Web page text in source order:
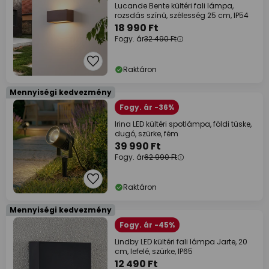
Lucande Bente kültéri fali lámpa,
rozsdás színű, szélesség 25 cm, IP54
18 990 Ft
Fogy. ár32 490 Ft
Raktáron
Mennyiségi kedvezmény
Fogy. ár -36%
Irina LED kültéri spotlámpa, földi tüske,
dugó, szürke, fém
39 990 Ft
Fogy. ár62 990 Ft
Raktáron
Mennyiségi kedvezmény
Fogy. ár -45%
Lindby LED kültéri fali lámpa Jarte, 20
cm, lefelé, szürke, IP65
12 490 Ft